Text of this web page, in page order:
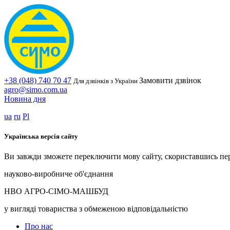
+38 (048) 740 70 47 Для дзвінків з України Замовити дзвінок
agro@simo.com.ua
Новина дня
ua ru Pl
Українська версія сайту
Ви завжди зможете переключити мову сайту, скориставшись
науково-виробниче об'єднання
НВО АГРО-СІМО-МАШБУД
у вигляді товариства з обмеженою відповідальністю
Про нас